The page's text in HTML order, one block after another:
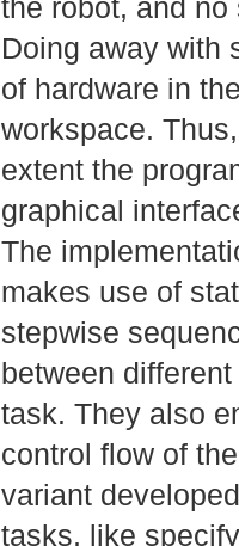
the robot, and
Doing away with
of hardware in
workspace.
extent the
graphical
The
makes use of
stepwise
between
task. They also
control flow of
variant
tasks, like